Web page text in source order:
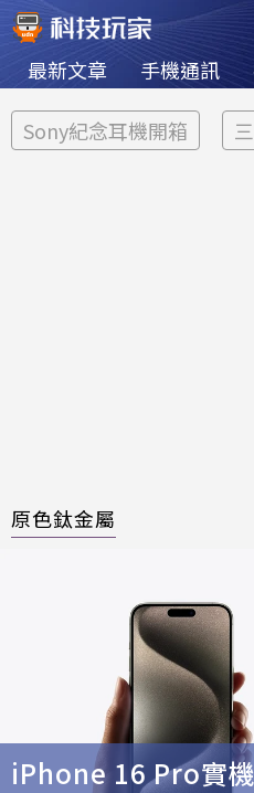
最新文章 手機通訊
Sony紀念耳機開箱
原色鈦金屬
iPhone 16 Pro實